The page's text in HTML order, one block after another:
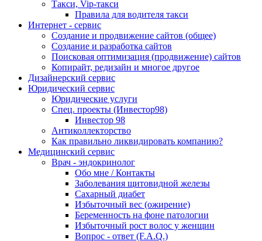
Такси, Vip-такси
Правила для водителя такси
Интернет - сервис
Создание и продвижение сайтов (общее)
Создание и разработка сайтов
Поисковая оптимизация (продвижение) сайтов
Копирайт, редизайн и многое другое
Дизайнерский сервис
Юридический сервис
Юридические услуги
Спец. проекты (Инвестор98)
Инвестор 98
Антиколлекторство
Как правильно ликвидировать компанию?
Медицинский сервис
Врач - эндокринолог
Обо мне / Контакты
Заболевания щитовидной железы
Сахарный диабет
Избыточный вес (ожирение)
Беременность на фоне патологии
Избыточный рост волос у женщин
Вопрос - ответ (F.A.Q.)